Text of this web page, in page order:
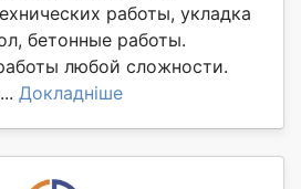
работы, укладка
бетонные работы.
любой сложности.
Докладніше